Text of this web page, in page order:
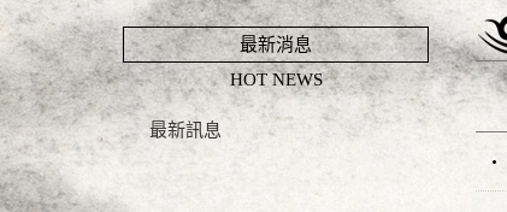
最新消息
HOT NEWS
最新訊息